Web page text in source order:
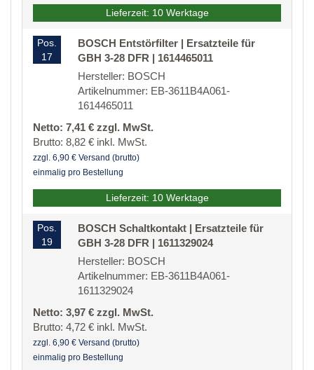
Lieferzeit: 10 Werktage
Pos.
17
BOSCH Entstörfilter | Ersatzteile für
GBH 3-28 DFR | 1614465011
Hersteller: BOSCH
Artikelnummer: EB-3611B4A061-
1614465011
Netto: 7,41 € zzgl. MwSt.
Brutto: 8,82 € inkl. MwSt.
zzgl. 6,90 € Versand (brutto)
einmalig pro Bestellung
Lieferzeit: 10 Werktage
Pos.
19
BOSCH Schaltkontakt | Ersatzteile für
GBH 3-28 DFR | 1611329024
Hersteller: BOSCH
Artikelnummer: EB-3611B4A061-
1611329024
Netto: 3,97 € zzgl. MwSt.
Brutto: 4,72 € inkl. MwSt.
zzgl. 6,90 € Versand (brutto)
einmalig pro Bestellung